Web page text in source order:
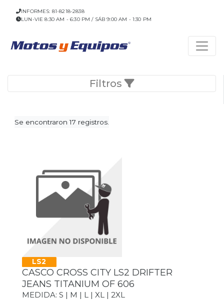
INFORMES: 81-8218-2838
LUN-VIE 8:30 AM - 6:30 PM / SÁB 9:00 AM - 1:30 PM
Filtros
Se encontraron 17 registros.
LS2
CASCO CROSS CITY LS2 DRIFTER
JEANS TITANIUM OF 606
MEDIDA: S | M | L | XL | 2XL